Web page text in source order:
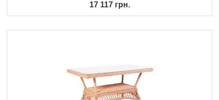
17 117 грн.